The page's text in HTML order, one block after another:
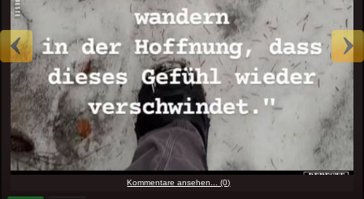
Kommentare ansehen... (0)